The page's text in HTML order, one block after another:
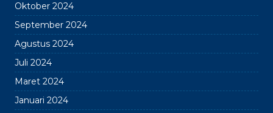
Oktober 2024
September 2024
Agustus 2024
Juli 2024
Maret 2024
Januari 2024